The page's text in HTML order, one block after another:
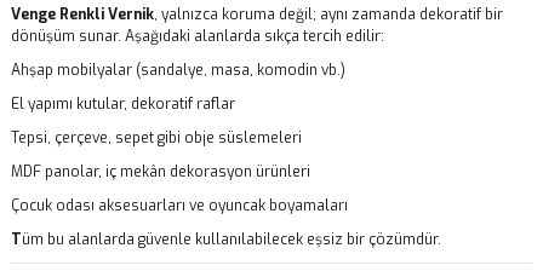
Venge Renkli Vernik, yalnızca koruma değil; aynı zamanda dekoratif bir
dönüşüm sunar. Aşağıdaki alanlarda sıkça tercih edilir:
Ahşap mobilyalar (sandalye, masa, komodin vb.)
El yapımı kutular, dekoratif raflar
Tepsi, çerçeve, sepet gibi obje süslemeleri
MDF panolar, iç mekân dekorasyon ürünleri
Çocuk odası aksesuarları ve oyuncak boyamaları
Tüm bu alanlarda güvenle kullanılabilecek eşsiz bir çözümdür.